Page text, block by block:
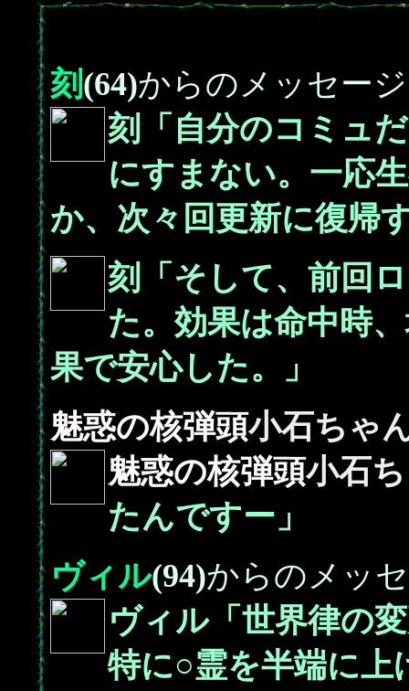
刻 (64)からのメッセー
刻「自分のコミュ
にすまない。一応
か、次々回更新に復帰
刻「そして、前回
た。効果は命中時
果で安心した。」
魅惑の核弾頭小石ちゃ
魅惑の核弾頭小石
たんですー」
ヴィル(94)からのメッ
ヴィル「世界律の
特に○霊を半端に上